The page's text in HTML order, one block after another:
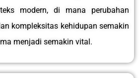
modern, di mana perubahan
kompleksitas kehidupan semakin
menjadi semakin vital.